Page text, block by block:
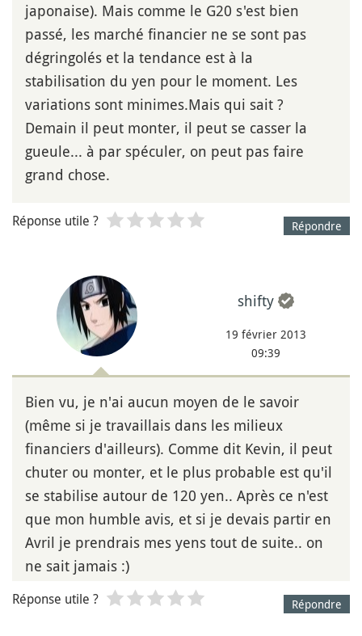
japonaise). Mais comme le G20 s'est bien
passé, les marché financier ne se sont pas
dégringolés et la tendance est à la
stabilisation du yen pour le moment. Les
variations sont minimes.Mais qui sait ?
Demain il peut monter, il peut se casser la
gueule... à par spéculer, on peut pas faire
grand chose.
Répondre
Réponse utile ?
shifty
19 février 2013
09:39
Bien vu, je n'ai aucun moyen de le savoir
(même si je travaillais dans les milieux
financiers d'ailleurs). Comme dit Kevin, il peut
chuter ou monter, et le plus probable est qu'il
se stabilise autour de 120 yen.. Après ce n'est
que mon humble avis, et si je devais partir en
Avril je prendrais mes yens tout de suite.. on
ne sait jamais :)
Répondre
Réponse utile ?